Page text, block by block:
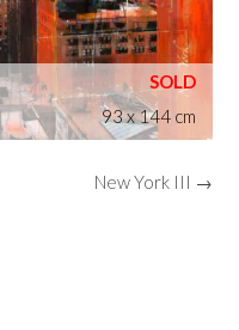
93 x 144 cm
New York III →